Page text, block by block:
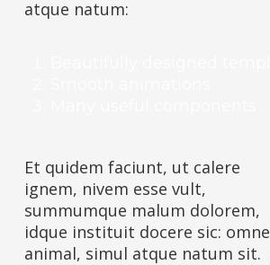
atque natum:
Et quidem faciunt, ut calere
ignem, nivem esse vult,
summumque malum dolorem,
idque instituit docere sic: omne
animal, simul atque natum sit.